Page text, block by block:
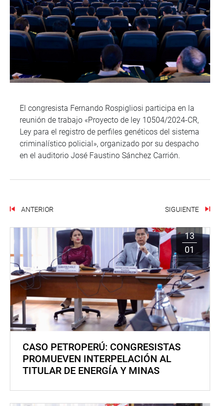
El congresista Fernando Rospigliosi participa en la
reunión de trabajo «Proyecto de ley 10504/2024-CR,
Ley para el registro de perfiles genéticos del sistema
criminalístico policial», organizado por su despacho
en el auditorio José Faustino Sánchez Carrión.
ANTERIOR SIGUIENTE
13
01
CASO PETROPERÚ: CONGRESISTAS
PROMUEVEN INTERPELACIÓN AL
TITULAR DE ENERGÍA Y MINAS